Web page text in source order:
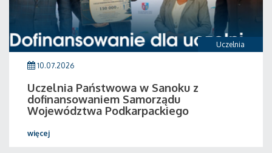
Uczelnia
10.07.2026
Uczelnia Państwowa w Sanoku z
dofinansowaniem Samorządu
Województwa Podkarpackiego
więcej